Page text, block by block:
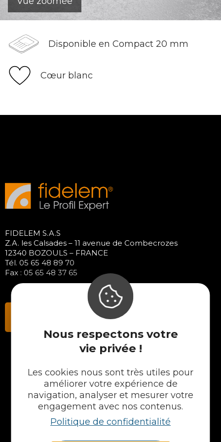
Nous respectons votre
vie privée !
Les cookies nous sont très utiles pour
améliorer votre expérience de
navigation, analyser et mesurer votre
engagement avec nos contenus.
Politique de confidentialité
Disponible en Compact 20 mm
Cœur blanc
FIDELEM S.A.S
Z.A. les Calsades – 11 avenue de Combecrozes
12340 BOZOULS – FRANCE
Tél. 05 65 48 89 70
Fax : 05 65 48 37 65
NOS PRODUITS
Plans en Stratifié
Plans en Compact
Crédences
Cuves